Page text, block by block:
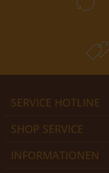
SERVICE HOTLINE
SHOP SERVICE
INFORMATIONEN